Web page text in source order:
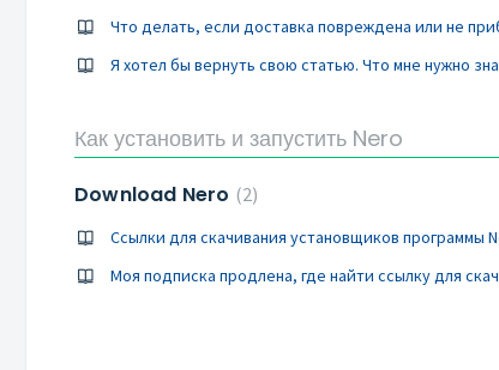
Что делать, если доставка повреждена или не
Я хотел бы вернуть свою статью. Что мне нужно
Как установить и запустить Nero
Download Nero 2
Ссылки для скачивания установщиков программы
Моя подписка продлена, где найти ссылку для